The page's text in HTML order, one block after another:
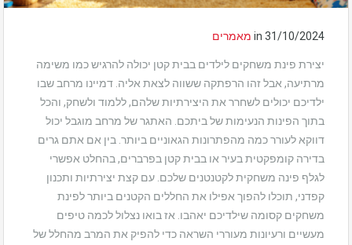
31/10/2024
in מאמרים
יצירת פינת משחקים לילדים בבית קטן יכולה להרגיש כמו משימה
מרתיעה, אבל זהו הרפתקה ששווה לצאת אליה. דמיינו מרחב שבו
ילדיכם יכולים לשחרר את היצירתיות שלהם, ללמוד ולשחק, והכל
בתוך הפינות הנעימות של ביתכם. האתגר של מרחב מוגבל יכול
דווקא לעורר כמה מהפתרונות הגאוניים ביותר. בין אם אתם גרים
בדירה קומפקטית בעיר או בבית קטן בפרברים, בהחלט אפשרי
לגלף פינה משחקית לקטנטנים שלכם. עם קצת יצירתיות ותכנון
קפדני, תוכלו להפוך אפילו את החללים הקטנים ביותר לפינת
משחקים קסומה שילדיכם יאהבו. אז בואו נצלול לכמה טיפים
מעשיים ורעיונות מעוררי השראה כדי להפיק את המרב מהחלל של